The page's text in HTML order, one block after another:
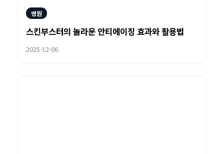
병원
스킨부스터의 놀라운 안티에이징 효과와 활용법
2025-12-06